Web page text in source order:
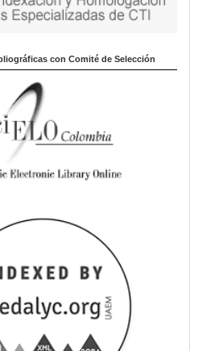
con Comité de Selección